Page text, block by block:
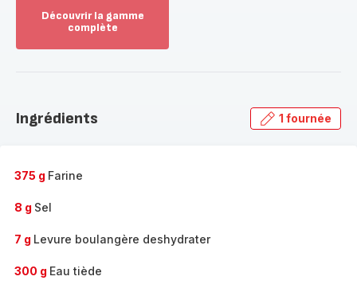
Découvrir la gamme
complète
gamme
Ingrédients 1 fournée
375 g Farine
8 g Sel
7 g Levure boulangère deshydrater
300 g Eau tiède